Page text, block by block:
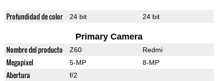
Profundidad de color 24 bit 24 bit
Primary Camera
Nombre del producto Z60 Redmi
Megapixel 5-MP 8-MP
Abertura f/2